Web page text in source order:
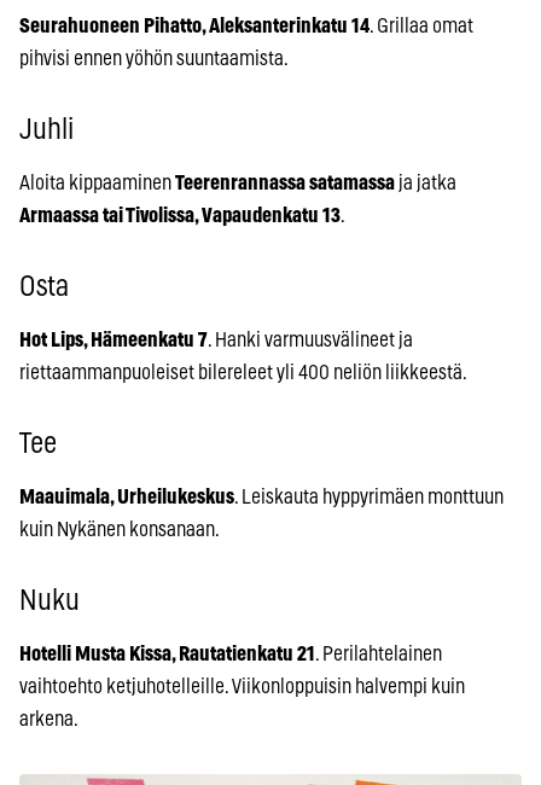
Seurahuoneen Pihatto, Aleksanterinkatu 14. Grillaa omat
pihvisi ennen yöhön suuntaamista.
Juhli
Aloita kippaaminenTeerenrannassa satamassa ja jatka
Armaassa tai Tivolissa, Vapaudenkatu 13.
Osta
Hot Lips, Hämeenkatu 7. Hanki varmuusvälineet ja
riettaammanpuoleiset bilereleet yli 400 neliön liikkeestä.
Tee
Maauimala, Urheilukeskus. Leiskauta hyppyrimäen monttuun
kuin Nykänen konsanaan.
Nuku
Hotelli Musta Kissa, Rautatienkatu 21 . Perilahtelainen
vaihtoehto ketjuhotelleille. Viikonloppuisin halvempi kuin
arkena.